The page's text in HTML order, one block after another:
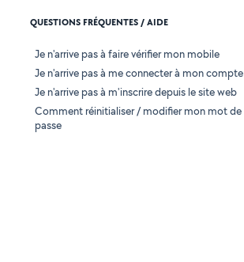
QUESTIONS FRÉQUENTES / AIDE
Je n'arrive pas à faire vérifier mon mobile
Je n'arrive pas à me connecter à mon compte
Je n'arrive pas à m'inscrire depuis le site web
Comment réinitialiser / modifier mon mot de
passe